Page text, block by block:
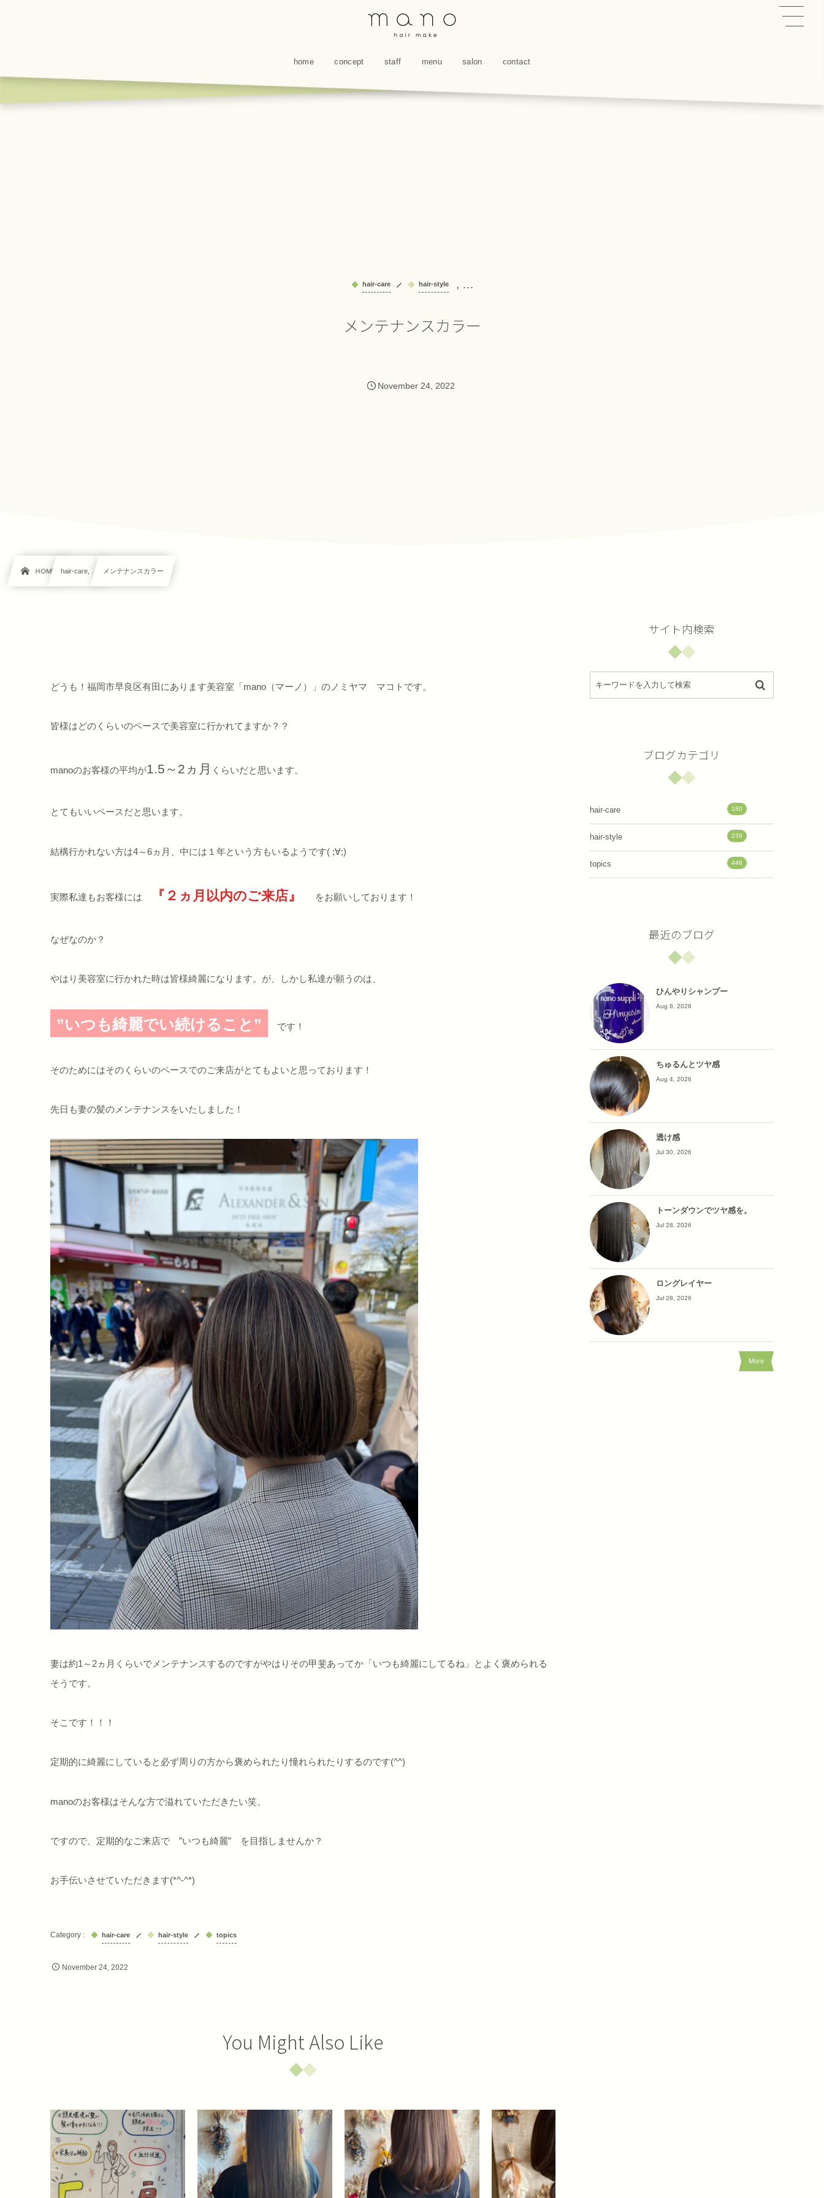
home concept staff menu salon contact
hair-care hair-style , …
メンテナンスカラー
November 24,2022
HOME hair-care, … メンテナンスカラー
どうも！福岡市早良区有田にあります美容室「mano（マーノ）」のノミヤマ マコトです。
皆様はどのくらいのペースで美容室に行かれてますか？？
manoのお客様の平均が1.5～2ヵ月 くらいだと思います。
とてもいいペースだと思います。
結構行かれない方は4～6ヵ月、中には１年という方もいるようです( ;∀;)
実際私達もお客様には 『２ヵ月以内のご来店』 をお願いしております！
なぜなのか？
やはり美容室に行かれた時は皆様綺麗になります。が、しかし私達が願うのは、
”いつも綺麗でい続けること” です！
そのためにはそのくらいのペースでのご来店がとてもよいと思っております！
先日も妻の髪のメンテナンスをいたしました！
妻は約1～2ヵ月くらいでメンテナンスするのですがやはりその甲斐あってか「いつも綺麗にしてるね」とよく褒められる
そうです。
そこです！！！
定期的に綺麗にしていると必ず周りの方から褒められたり憧れられたりするのです(^^)
manoのお客様はそんな方で溢れていただきたい笑。
ですので、定期的なご来店で ”いつも綺麗” を目指しませんか？
お手伝いさせていただきます(*^-^*)
hair-care hair-style topics
November 24 ,2022
You Might Also Like
サイト内検索
ブログカテゴリ
hair-care 180
hair-style 239
topics 446
最近のブログ
ひんやりシャンプー
Aug 8, 2026
ちゅるんとツヤ感
Aug 4, 2026
透け感
Jul 30, 2026
トーンダウンでツヤ感を。
Jul 28, 2026
ロングレイヤー
Jul 28, 2026
More